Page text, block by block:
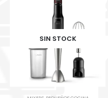
SIN STOCK